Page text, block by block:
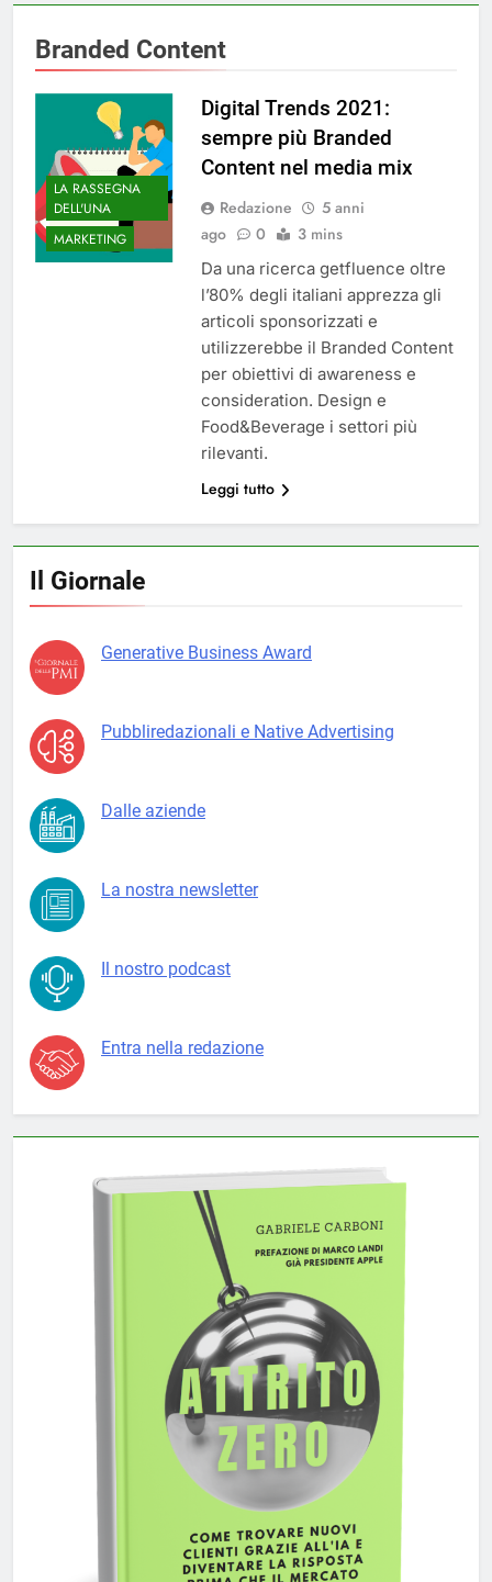
Branded Content
LA RASSEGNA
DELL'UNA
MARKETING
Digital Trends 2021:
sempre più Branded
Content nel media mix
Redazione
5 anni
ago
0 3 mins
Da una ricerca getfluence oltre
l’80% degli italiani apprezza gli
articoli sponsorizzati e
utilizzerebbe il Branded Content
per obiettivi di awareness e
consideration. Design e
Food&Beverage i settori più
rilevanti.
Leggi tutto
Il Giornale
Generative Business Award
Pubbliredazionali e Native Advertising
Dalle aziende
La nostra newsletter
Il nostro podcast
Entra nella redazione